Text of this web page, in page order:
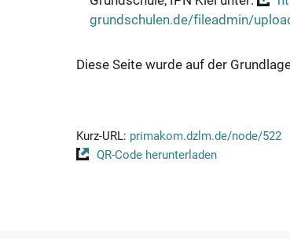
grundschulen.de/fileadmin/
Diese Seite wurde auf der
Kurz-URL: primakom.dzlm.de/node/522
QR-Code herunterladen